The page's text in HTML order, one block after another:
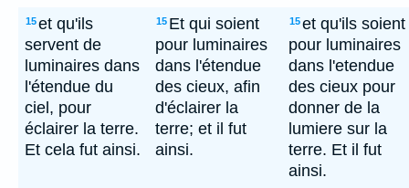
15et qu'ils
servent de
luminaires dans
l'étendue du
ciel, pour
éclairer la terre.
Et cela fut ainsi.
15 Et qui soient
pour luminaires
dans l'étendue
des cieux, afin
d'éclairer la
terre; et il fut
ainsi.
15et qu'ils soient
pour luminaires
dans l'etendue
des cieux pour
donner de la
lumiere sur la
terre. Et il fut
ainsi.